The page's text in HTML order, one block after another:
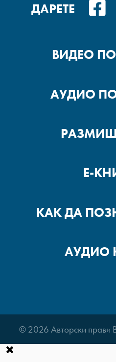
ДАРЕТЕ
ВИДЕО
АУДИО
Е-
КАК ДА
АУДИО
© 2026 Авторски прави